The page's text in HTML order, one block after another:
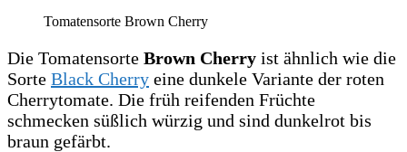
Tomatensorte Brown Cherry
Die Tomatensorte Brown Cherry ist ähnlich wie die
Sorte Black Cherry eine dunkele Variante der roten
Cherrytomate. Die früh reifenden Früchte
schmecken süßlich würzig und sind dunkelrot bis
braun gefärbt.